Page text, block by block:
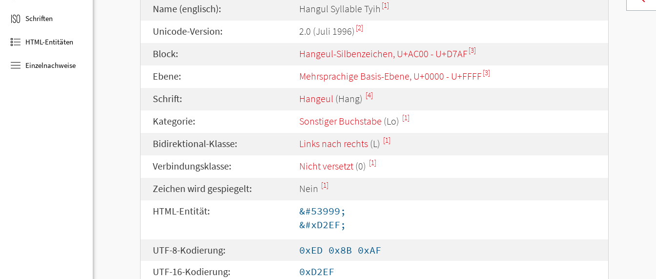
Schriften
HTML-Entitäten
Einzelnachweise
Name (englisch): Hangul Syllable Tyih [1]
Unicode-Version: 2.0 (Juli 1996) [2]
Block: Hangeul-Silbenzeichen, U+AC00 - U+D7AF[3]
Ebene: Mehrsprachige Basis-Ebene, U+0000 - U+FFFF[3]
Schrift: Hangeul (Hang) [4]
Kategorie: Sonstiger Buchstabe (Lo) [1]
Bidirektional-Klasse: Links nach rechts (L) [1]
Verbindungsklasse: Nicht versetzt (0) [1]
Zeichen wird gespiegelt: Nein [1]
HTML-Entität:
&#53999;
&#xD2EF;
UTF-8-Kodierung:
0xED 0x8B 0xAF
UTF-16-Kodierung:
0xD2EF